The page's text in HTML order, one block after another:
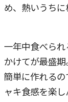
め、熱いうちに
一年中食べら
かけてが最盛期
簡単に作れる
ャキ食感を楽